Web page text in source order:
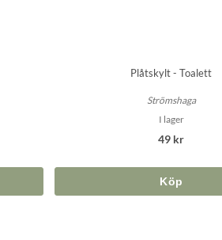
Plåtskylt - Toalett
Strömshaga
I lager
49 kr
Köp